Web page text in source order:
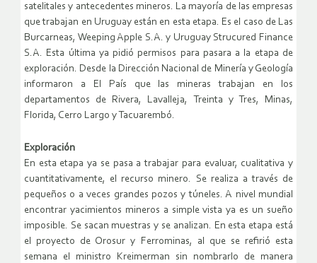
satelitales y antecedentes mineros. La mayoría de las empresas
que trabajan en Uruguay están en esta etapa. Es el caso de Las
Burcarneas, Weeping Apple S.A. y Uruguay Strucured Finance
S.A. Esta última ya pidió permisos para pasara a la etapa de
exploración. Desde la Dirección Nacional de Minería y Geología
informaron a El País que las mineras trabajan en los
departamentos de Rivera, Lavalleja, Treinta y Tres, Minas,
Florida, Cerro Largo y Tacuarembó.
Exploración
En esta etapa ya se pasa a trabajar para evaluar, cualitativa y
cuantitativamente, el recurso minero. Se realiza a través de
pequeños o a veces grandes pozos y túneles. A nivel mundial
encontrar yacimientos mineros a simple vista ya es un sueño
imposible. Se sacan muestras y se analizan. En esta etapa está
el proyecto de Orosur y Ferrominas, al que se refirió esta
semana el ministro Kreimerman sin nombrarlo de manera